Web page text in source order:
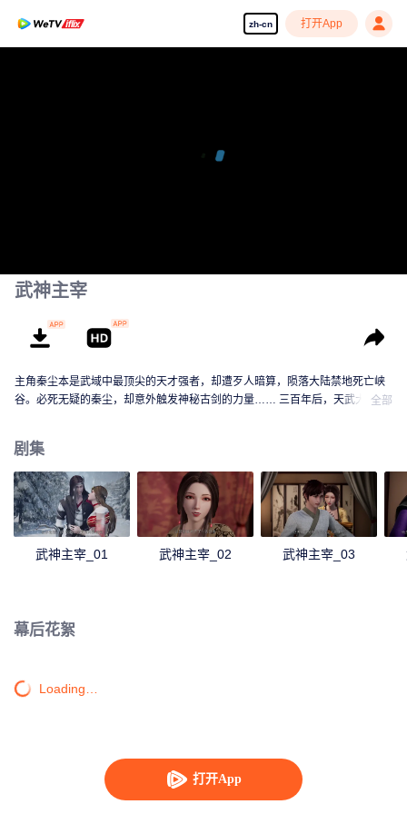
zh-cn 打开App
打开App
武神主宰
主角秦尘本是武域中最顶尖的天才强者，却遭歹人暗算，陨落大陆禁地死亡峡
谷。必死无疑的秦尘，却意外触发神秘古剑的力量…… 三百年后，天武大陆偏
写往日的强者神话，也为了守护自己所爱的一切，秦尘毅然决然扛起维护天下
五国的大任，再度踏上武道之路。
全部
剧集
武神主宰_01 武神主宰_02 武神主宰_03
幕后花絮
Loading…